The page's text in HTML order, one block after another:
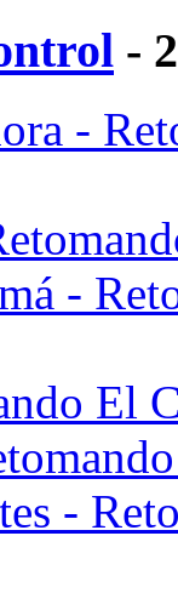
-
-
-
El
-